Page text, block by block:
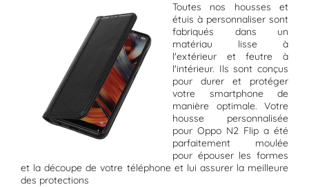
Toutes nos housses et
étuis à personnaliser sont
fabriqués dans un
matériau lisse à
l'extérieur et feutre à
l'intérieur. Ils sont conçus
pour durer et protéger
votre smartphone de
manière optimale. Votre
housse personnalisée
pour Oppo N2 Flip a été
parfaitement moulée
pour épouser les formes
et la découpe de votre téléphone et lui assurer la meilleure
des protections